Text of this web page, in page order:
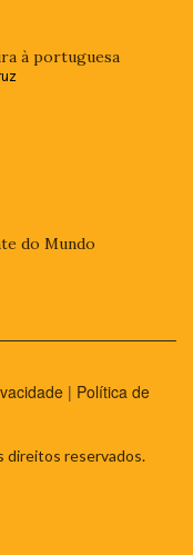
à portuguesa
do Mundo
| Política de
direitos reservados.